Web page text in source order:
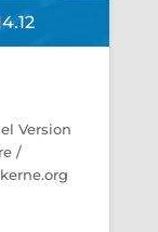
Version
/